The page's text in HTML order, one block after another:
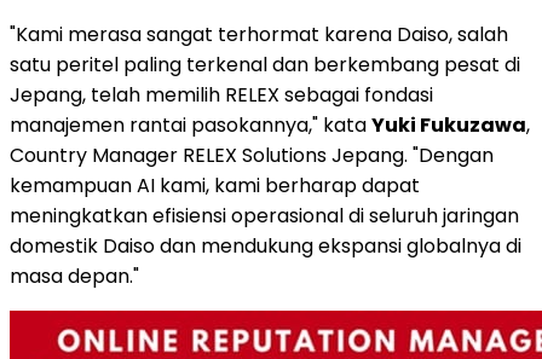
"Kami merasa sangat terhormat karena Daiso, salah
satu peritel paling terkenal dan berkembang pesat di
Jepang, telah memilih RELEX sebagai fondasi
manajemen rantai pasokannya," kataYuki Fukuzawa,
Country Manager RELEX Solutions Jepang. "Dengan
kemampuan AI kami, kami berharap dapat
meningkatkan efisiensi operasional di seluruh jaringan
domestik Daiso dan mendukung ekspansi globalnya di
masa depan."